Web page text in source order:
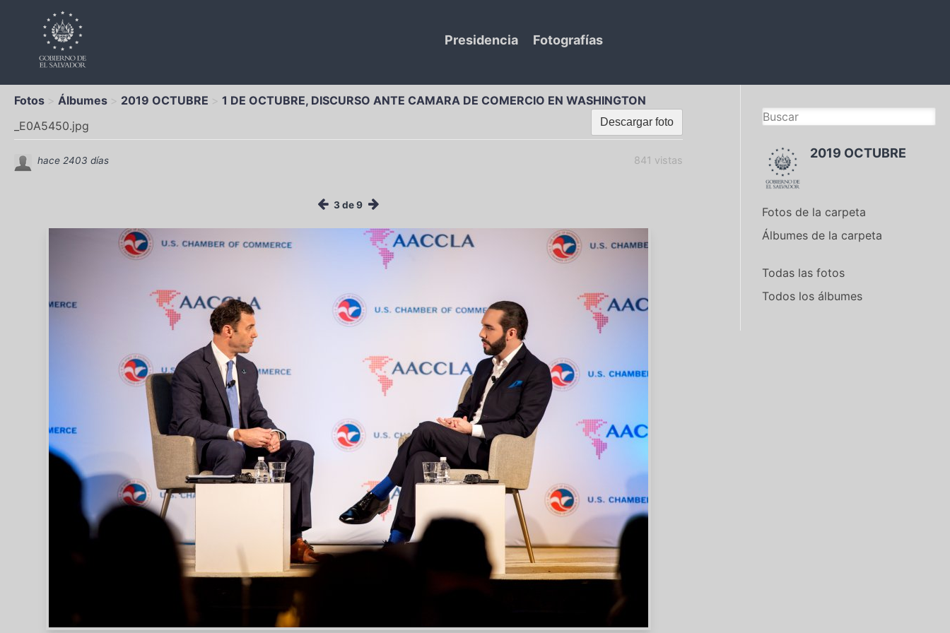
Presidencia Fotografías
Fotos Álbumes 2019 OCTUBRE 1 DE OCTUBRE, DISCURSO ANTE CAMARA DE COMERCIO EN WASHINGTON
Descargar foto
_E0A5450.jpg
841 vistas
hace 2403 días
3 de 9
2019 OCTUBRE
Fotos de la carpeta
Álbumes de la carpeta
Todas las fotos
Todos los álbumes